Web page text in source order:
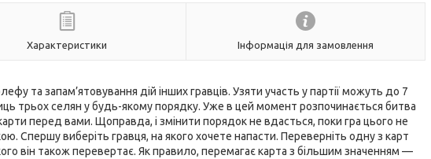
Характеристики Інформація для замовлення
та запам’ятовування дій інших гравців. Узяти участь у партії можуть до 7
трьох селян у будь-якому порядку. Уже в цей момент розпочинається битва
перед вами. Щоправда, і змінити порядок не вдасться, поки гра цього не
Спершу виберіть гравця, на якого хочете напасти. Переверніть одну з карт
він також перевертає. Як правило, перемагає карта з більшим значенням —